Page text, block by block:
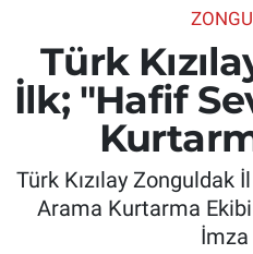
Türk
İlk; "Hafif
Türk Kızılay Zonguldak
Arama Kurtarma
İmza